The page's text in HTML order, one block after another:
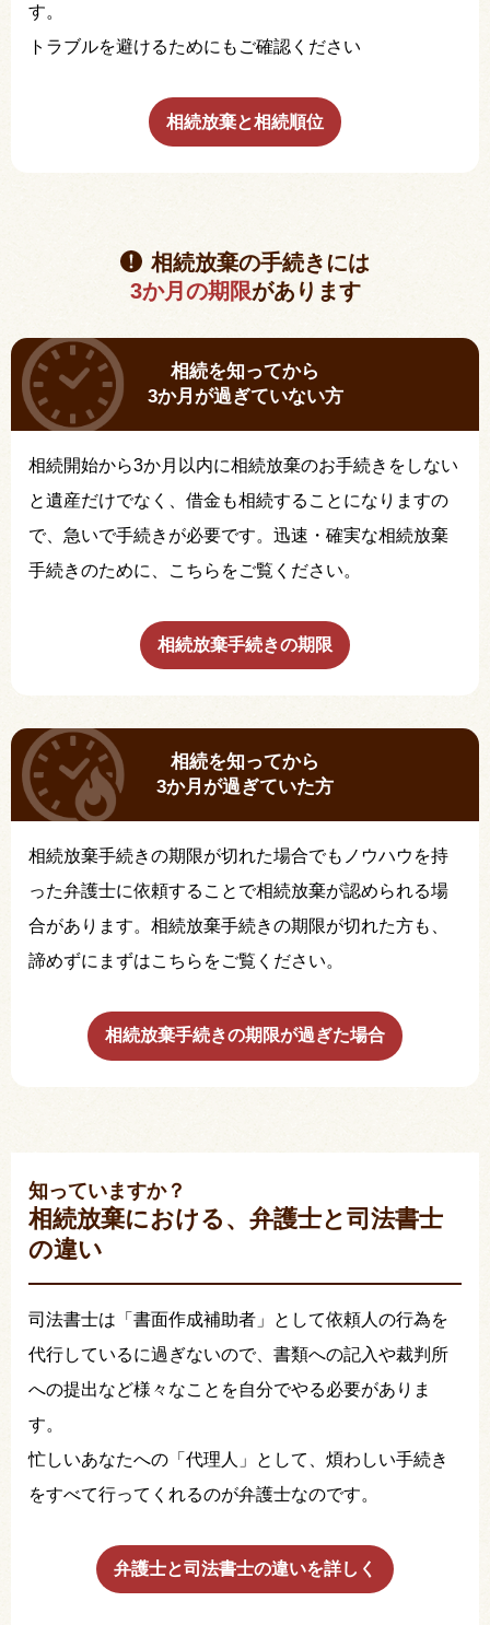
す。
トラブルを避けるためにもご確認ください
相続放棄と相続順位
相続放棄の手続きには
3か月の期限があります
相続を知ってから
3か月が過ぎていない方
相続開始から3か月以内に相続放棄のお手続きをしない
と遺産だけでなく、借金も相続することになりますの
で、急いで手続きが必要です。迅速・確実な相続放棄
手続きのために、こちらをご覧ください。
相続放棄手続きの期限
相続を知ってから
3か月が過ぎていた方
相続放棄手続きの期限が切れた場合でもノウハウを持
った弁護士に依頼することで相続放棄が認められる場
合があります。相続放棄手続きの期限が切れた方も、
諦めずにまずはこちらをご覧ください。
相続放棄手続きの期限が過ぎた場合
知っていますか？
相続放棄における、弁護士と司法書士
の違い
司法書士は「書面作成補助者」として依頼人の行為を
代行しているに過ぎないので、書類への記入や裁判所
への提出など様々なことを自分でやる必要がありま
す。
忙しいあなたへの「代理人」として、煩わしい手続き
をすべて行ってくれるのが弁護士なのです。
弁護士と司法書士の違いを詳しく